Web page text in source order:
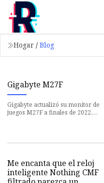
Hogar / Blog
Gigabyte M27F
Gigabyte actualizó su monitor de
juegos M27F a finales de 2022,
Me encanta que el reloj
inteligente Nothing CMF